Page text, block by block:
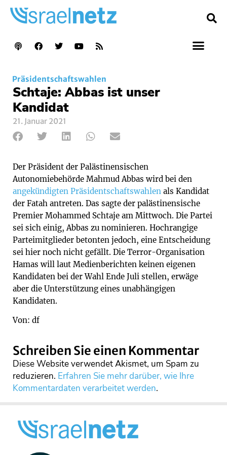
Präsidentschaftswahlen
Schtaje: Abbas ist unser
Kandidat
21. Januar 2021
Der Präsident der Palästinensischen
Autonomiebehörde Mahmud Abbas wird bei den
angekündigten Präsidentschaftswahlen als Kandidat
der Fatah antreten. Das sagte der palästinensische
Premier Mohammed Schtaje am Mittwoch. Die Partei
sei sich einig, Abbas zu nominieren. Hochrangige
Parteimitglieder betonten jedoch, eine Entscheidung
sei hier noch nicht gefällt. Die Terror-Organisation
Hamas will laut Medienberichten keinen eigenen
Kandidaten bei der Wahl Ende Juli stellen, erwäge
aber die Unterstützung eines unabhängigen
Kandidaten.
Von: df
Schreiben Sie einen Kommentar
Diese Website verwendet Akismet, um Spam zu
reduzieren. Erfahren Sie mehr darüber, wie Ihre
Kommentardaten verarbeitet werden.